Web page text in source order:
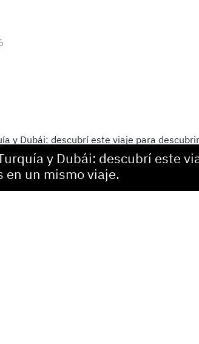
y Dubái: descubrí este
en un mismo viaje.